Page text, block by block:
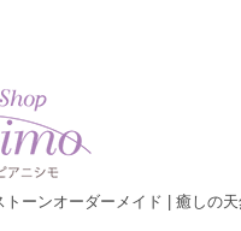
ーンオーダーメイド | 癒しの